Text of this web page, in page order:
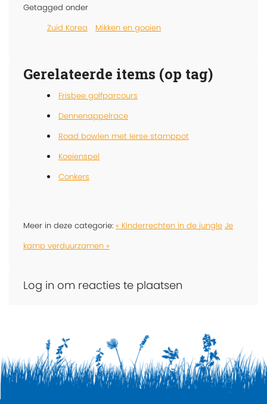
Getagged onder
Zuid Korea
Mikken en gooien
Gerelateerde items (op tag)
Frisbee golfparcours
Dennenappelrace
Road bowlen met Ierse stamppot
Koeienspel
Conkers
Meer in deze categorie: « Kinderrechten in de jungle Je
kamp verduurzamen »
Log in om reacties te plaatsen